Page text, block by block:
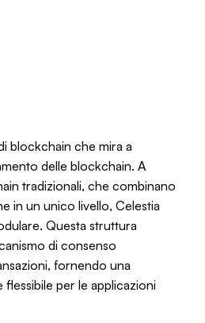
blockchain che mira a
delle blockchain. A
tradizionali, che combinano
in un unico livello, Celestia
Questa struttura
di consenso
fornendo una
flessibile per le applicazioni